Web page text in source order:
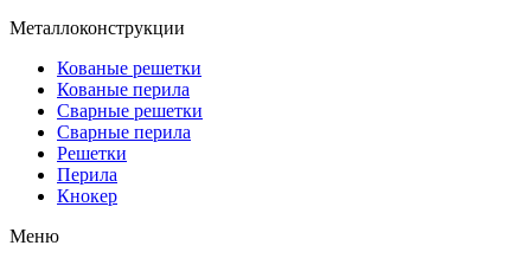
Металлоконструкции
Кованые решетки
Кованые перила
Сварные решетки
Сварные перила
Решетки
Перила
Кнокер
Меню